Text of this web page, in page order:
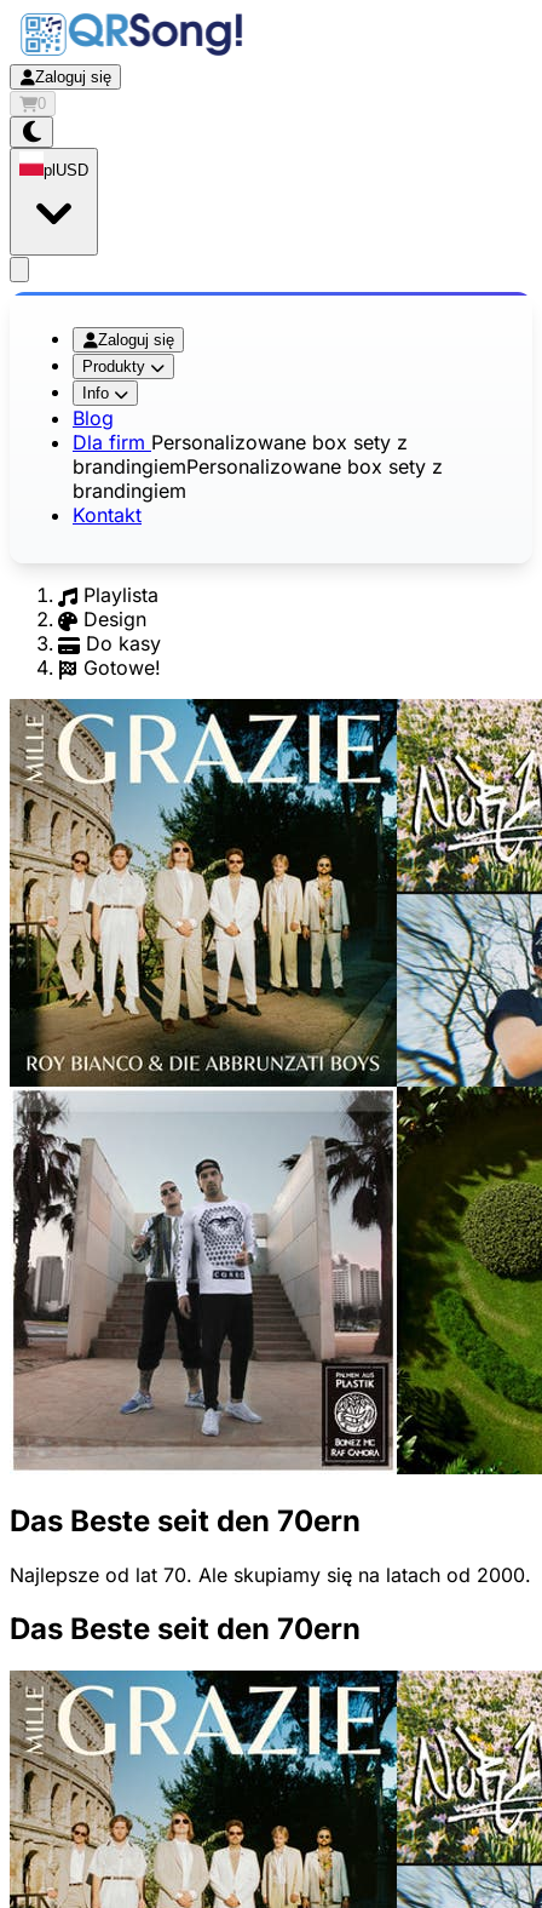
Zaloguj się
0
pl USD
Zaloguj się
Produkty
Info
Blog
Dla firm Personalizowane box sety z
brandingiemPersonalizowane box sety z
brandingiem
Kontakt
Playlista
Design
Do kasy
Gotowe!
Das Beste seit den 70ern
Najlepsze od lat 70. Ale skupiamy się na latach od 2000.
Das Beste seit den 70ern